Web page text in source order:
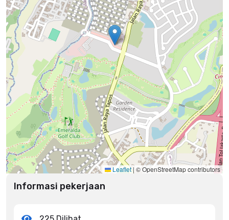
Leaflet | © OpenStreetMap contributors
Informasi pekerjaan